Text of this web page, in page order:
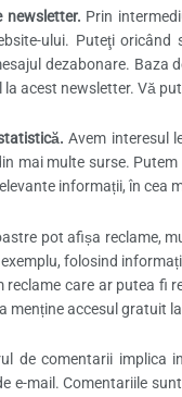
newsletter. Prin
ului. Puteţi
dezabonare. Baza
acest newsletter. Vă
Avem interesul
mai multe surse.
informații, în cea
pot afișa reclame,
folosind
reclame care ar putea fi
menține accesul gratuit
de comentarii implica
e-mail. Comentariile